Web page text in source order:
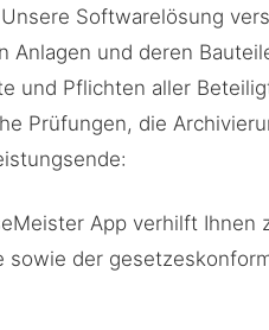
Softwarelösung
Anlagen und deren
und Pflichten aller
Prüfungen, die
App verhilft
sowie der